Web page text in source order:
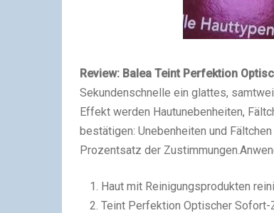
Review: Balea Teint Perfektion
Sekundenschnelle ein glattes,
Effekt werden Hautunebenheiten,
bestätigen: Unebenheiten und
Prozentsatz der Zustimmungen.
Haut mit Reinigungsprodukten
Teint Perfektion Optischer Sofort-